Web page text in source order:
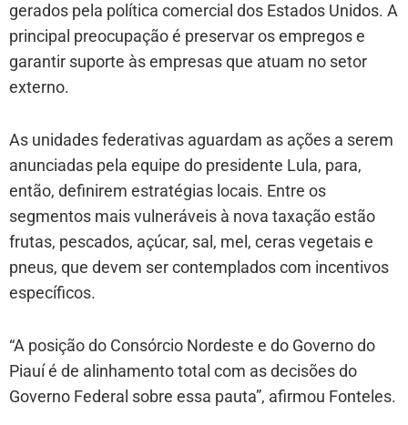
gerados pela política comercial dos Estados Unidos. A
principal preocupação é preservar os empregos e
garantir suporte às empresas que atuam no setor
externo.
As unidades federativas aguardam as ações a serem
anunciadas pela equipe do presidente Lula, para,
então, definirem estratégias locais. Entre os
segmentos mais vulneráveis à nova taxação estão
frutas, pescados, açúcar, sal, mel, ceras vegetais e
pneus, que devem ser contemplados com incentivos
específicos.
“A posição do Consórcio Nordeste e do Governo do
Piauí é de alinhamento total com as decisões do
Governo Federal sobre essa pauta”, afirmou Fonteles.